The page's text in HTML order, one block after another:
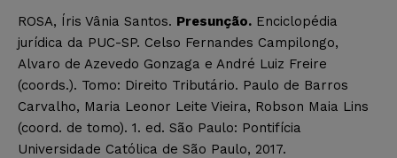
ROSA, Íris Vânia Santos. Presunção. Enciclopédia
jurídica da PUC-SP. Celso Fernandes Campilongo,
Alvaro de Azevedo Gonzaga e André Luiz Freire
(coords.). Tomo: Direito Tributário. Paulo de Barros
Carvalho, Maria Leonor Leite Vieira, Robson Maia Lins
(coord. de tomo). 1. ed. São Paulo: Pontifícia
Universidade Católica de São Paulo, 2017.